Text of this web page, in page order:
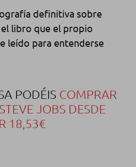
definitiva sobre
libro que el propio
leído para entenderse
PODÉIS COMPRAR
JOBS DESDE
18,53€